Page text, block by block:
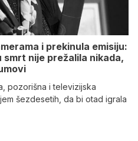
i prekinula emisiju:
smrt nije prežalila nikada,
pozorišna i televizijska
šezdesetih, da bi otad igrala